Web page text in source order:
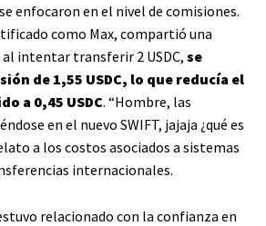
enfocaron en el nivel de comisiones.
como Max, compartió una
intentar transferir 2 USDC, se
de 1,55 USDC, lo que reducía el
a 0,45 USDC. “Hombre, las
en el nuevo SWIFT, jajaja ¿qué es
a los costos asociados a sistemas
internacionales.
relacionado con la confianza en